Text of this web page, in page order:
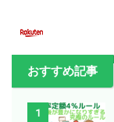
おすすめ記事
1